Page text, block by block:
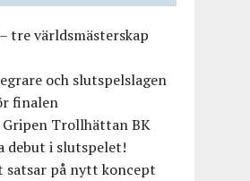
tre världsmästerskap
och slutspelslagen
finalen
Trollhättan BK
debut i slutspelet!
satsar på nytt koncept